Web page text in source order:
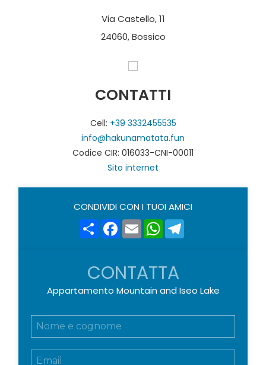
Via Castello, 11
24060, Bossico
CONTATTI
Cell: +39 3332455535
info@hakunamatata.fun
Codice CIR: 016033-CNI-00011
Sito internet
CONDIVIDI CON I TUOI AMICI
ShareFacebook
EmailWhatsApp
CONTATTA
Appartamento Mountain and Iseo Lake
N
E